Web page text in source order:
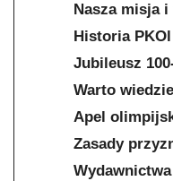
Nasza misja
Historia PKOl
Jubileusz
Warto
Apel
Zasady
Wydawnictwa